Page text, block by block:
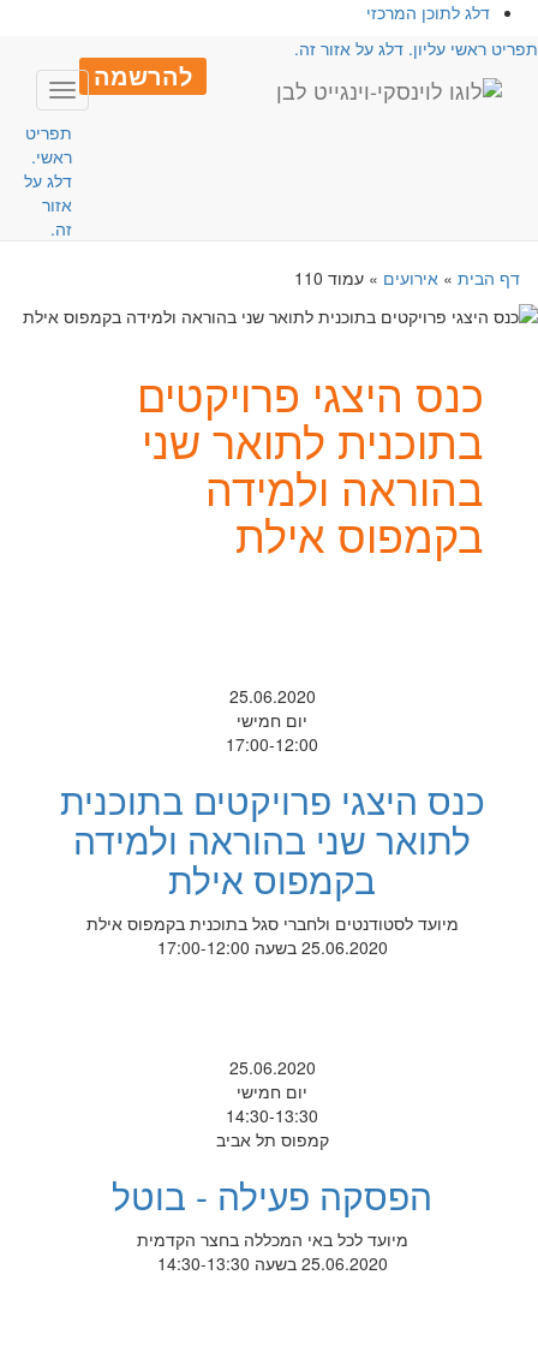
דלג לתוכן המרכזי
ראשי עליון. דלג על אזור זה.
להרשמה
Toggle
תפריט
ראשי.
דלג על
אזור
זה.
דף הבית» אירועים» עמוד 110
כנס היצגי פרויקטים
בתוכנית לתואר שני
בהוראה ולמידה
בקמפוס אילת
25.06.2020
יום חמישי
17:00-12:00
כנס היצגי פרויקטים בתוכנית
לתואר שני בהוראה ולמידה
בקמפוס אילת
מיועד לסטודנטים ולחברי סגל בתוכנית בקמפוס אילת
25.06.2020 בשעה 17:00-12:00
25.06.2020
יום חמישי
14:30-13:30
קמפוס תל אביב
הפסקה פעילה - בוטל
מיועד לכל באי המכללה בחצר הקדמית
25.06.2020 בשעה 14:30-13:30